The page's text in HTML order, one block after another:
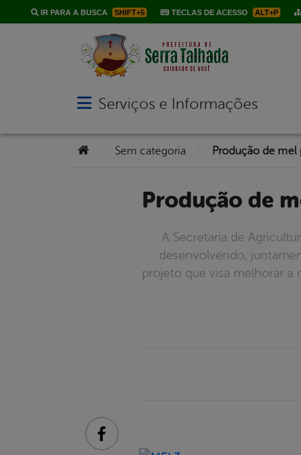
IR PARA A BUSCA SHIFT+5 TECLAS DE ACESSO ALT+P
Abrir menu principal de navegação
Serviços e Informações
Você está aqui:Sem categoria
Produção de
A Secretaria de
desenvolvendo,
projeto que visa melhorar
Facebook